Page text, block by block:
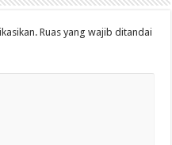
Ruas yang wajib ditandai